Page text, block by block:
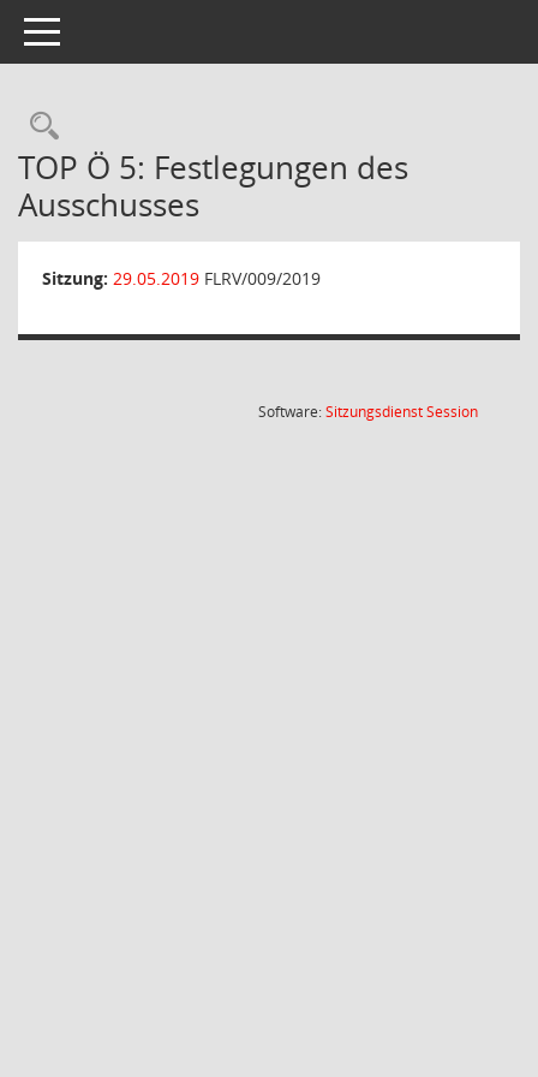
Toggle navigation
Rechercheauswahl
TOP Ö 5: Festlegungen des
Ausschusses
Sitzung: 29.05.2019 FLRV/009/2019
Software:SitzungsdienstSession(Wird in